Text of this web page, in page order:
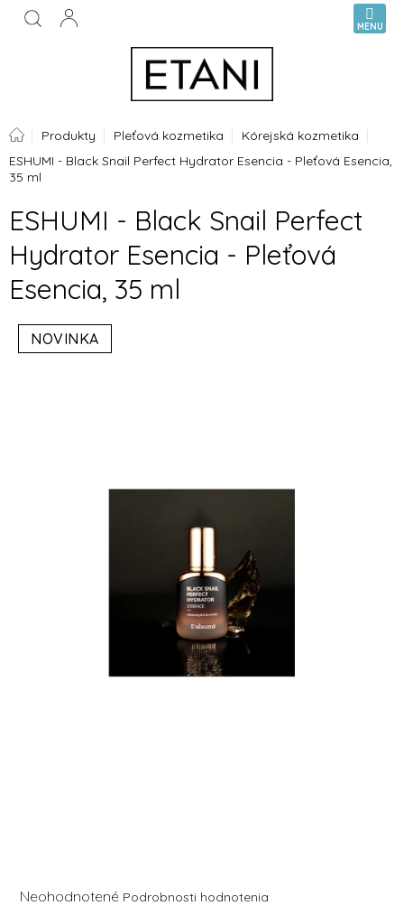
Prejsť
KOŠÍK
DomovProdukty Pleťová kozmetika
Kórejská kozmetika
ESHUMI - Black Snail Perfect Hydrator Esencia - Pleťová Esencia,
35 ml
ESHUMI - Black Snail Perfect
Hydrator Esencia - Pleťová
Esencia, 35 ml
NOVINKA
Priemerné
Neohodnotené Podrobnosti hodnotenia